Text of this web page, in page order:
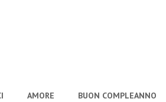
AMORE BUON COMPLEANNO